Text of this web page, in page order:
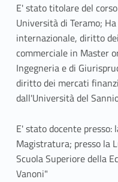
E' stato titolare del
Università di Teramo;
internazionale, diritto
commerciale in Master
Ingegneria e di
diritto dei mercati
dall'Università del
E' stato docente presso:
Magistratura; presso la
Scuola Superiore della
Vanoni"